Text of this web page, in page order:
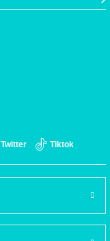
Twitter Tiktok